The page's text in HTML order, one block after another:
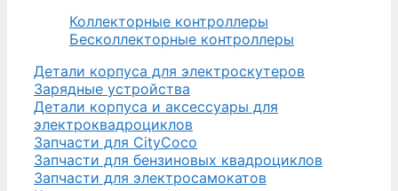
Коллекторные контроллеры
Бесколлекторные контроллеры
Детали корпуса для электроскутеров
Зарядные устройства
Детали корпуса и аксессуары для
электроквадроциклов
Запчасти для CityCoco
Запчасти для бензиновых квадроциклов
Запчасти для электросамокатов